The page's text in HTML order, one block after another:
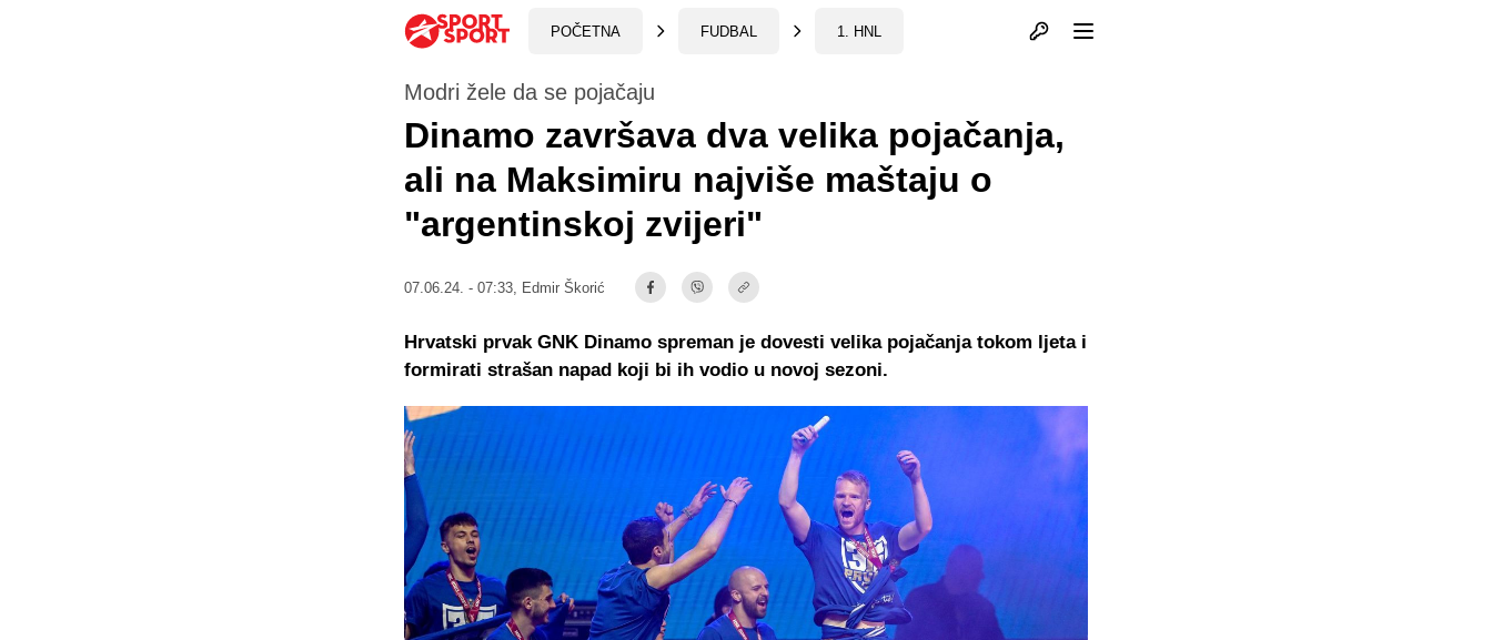
POČETNA FUDBAL 1. HNL Otvori profil
Modri žele da se pojačaju
Dinamo završava dva velika pojačanja,
ali na Maksimiru najviše maštaju o
"argentinskoj zvijeri"
07.06.24. - 07:33, Edmir Škorić
Hrvatski prvak GNK Dinamo spreman je dovesti velika pojačanja tokom ljeta i
formirati strašan napad koji bi ih vodio u novoj sezoni.